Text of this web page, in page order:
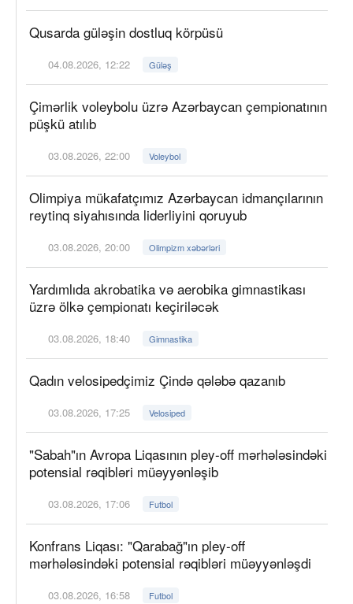
Qusarda güləşin dostluq körpüsü
04.08.2026, 12:22 Güləş
Çimərlik voleybolu üzrə Azərbaycan çempionatının
püşkü atılıb
03.08.2026, 22:00 Voleybol
Olimpiya mükafatçımız Azərbaycan idmançılarının
reytinq siyahısında liderliyini qoruyub
03.08.2026, 20:00 Olimpizm xəbərləri
Yardımlıda akrobatika və aerobika gimnastikası
üzrə ölkə çempionatı keçiriləcək
03.08.2026, 18:40 Gimnastika
Qadın velosipedçimiz Çində qələbə qazanıb
03.08.2026, 17:25 Velosiped
"Sabah"ın Avropa Liqasının pley-off mərhələsindəki
potensial rəqibləri müəyyənləşib
03.08.2026, 17:06 Futbol
Konfrans Liqası: "Qarabağ"ın pley-off
mərhələsindəki potensial rəqibləri müəyyənləşdi
03.08.2026, 16:58 Futbol